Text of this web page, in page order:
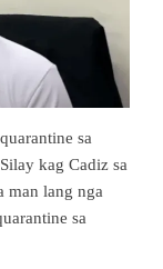
sa
kag Cadiz sa
man lang nga
sa